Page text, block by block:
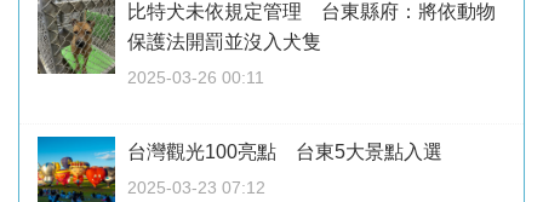
比特犬未依規定管理 台東縣府：將依動物
保護法開罰並沒入犬隻
2025-03-26 00:11
台灣觀光100亮點 台東5大景點入選
2025-03-23 07:12